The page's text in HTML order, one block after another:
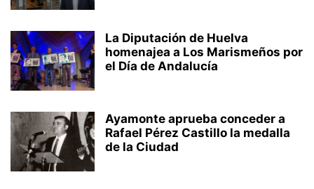
La Diputación de Huelva
homenajea a Los Marismeños por
el Día de Andalucía
Ayamonte aprueba conceder a
Rafael Pérez Castillo la medalla
de la Ciudad